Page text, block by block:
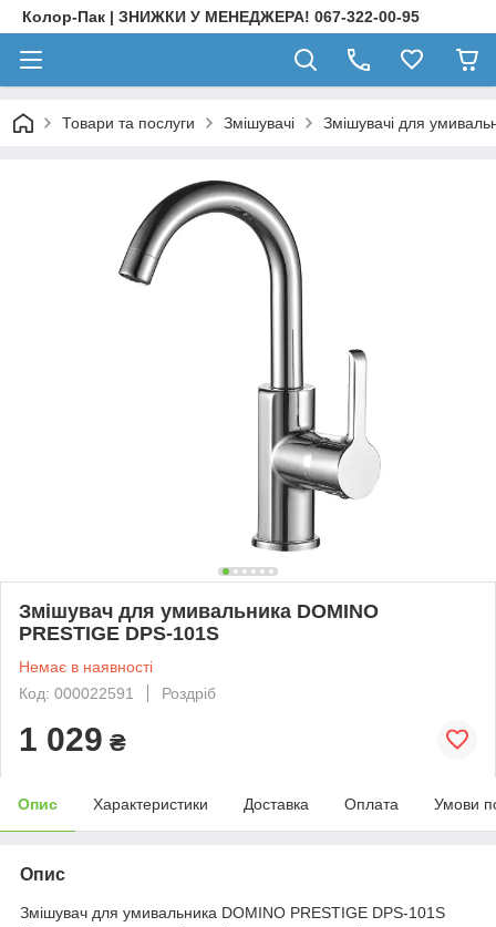
Колор-Пак | ЗНИЖКИ У МЕНЕДЖЕРА! 067-322-00-95
Товари та послуги Змішувачі Змішувачі для
Змішувач для умивальника DOMINO
PRESTIGE DPS-101S
Немає в наявності
Код: 000022591
Роздріб
1 029 ₴
Опис Характеристики Доставка Оплата Умови
Опис
Змішувач для умивальника DOMINO PRESTIGE DPS-101S